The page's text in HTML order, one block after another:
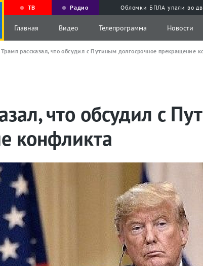
ТВ Радио Обломки БПЛА упали во
Главная Видео Телепрограмма Новости
Трамп рассказал, что обсудил с Путиным долгосрочное прекращение
что обсудил с
конфликта